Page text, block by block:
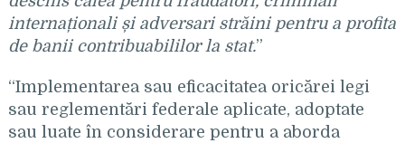
internaționali și adversari străini pentru a profita
de banii contribuabililor la stat.”
“Implementarea sau eficacitatea oricărei legi
sau reglementări federale aplicate, adoptate
sau luate în considerare pentru a aborda